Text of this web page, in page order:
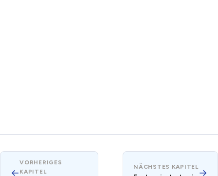
←
VORHERIGES
KAPITEL
NÄCHSTES KAPITEL
→